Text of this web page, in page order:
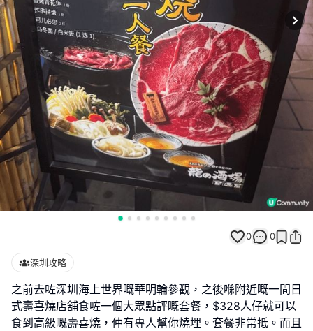
0 0
深圳攻略
之前去咗深圳海上世界嘅華明輪參觀，之後喺附近嘅一間日
式壽喜燒店舖食咗一個大眾點評嘅套餐，$328人仔就可以
食到高級嘅壽喜燒，仲有專人幫你燒埋。套餐非常抵。而且